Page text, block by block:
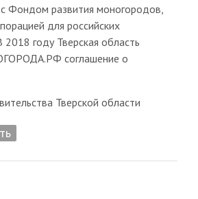
Фондом развития моногородов,
для российских
году Тверская область
соглашение о
Тверской области